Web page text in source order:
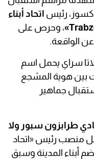
رئيس اتحاد أبناء
، وحرص على
الواقعة.
سراي يحمل اسم
بين هوية المشجع
جماهير
طرابزون سبور ولا
منصب رئيس «اتحاد
أبناء المدينة وسبق